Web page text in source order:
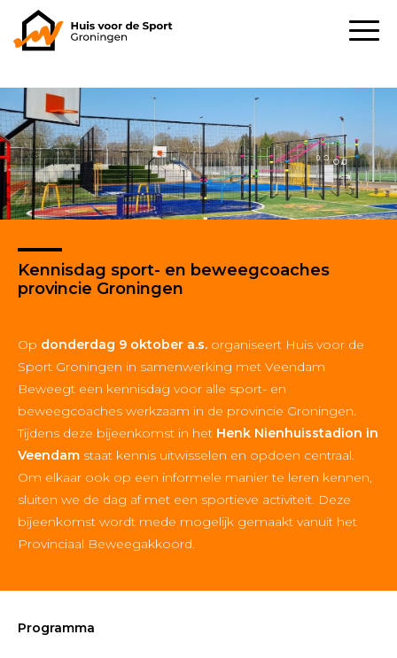
Kennisdag sport- en beweegcoaches
provincie Groningen
Op donderdag 9 oktober a.s. organiseert Huis voor de
Sport Groningen in samenwerking met Veendam
Beweegt een kennisdag voor alle sport- en
beweegcoaches werkzaam in de provincie Groningen.
Tijdens deze bijeenkomst in het Henk Nienhuisstadion in
Veendam staat kennis uitwisselen en opdoen centraal.
Om elkaar ook op een informele manier te leren kennen,
sluiten we de dag af met een sportieve activiteit. Deze
bijeenkomst wordt mede mogelijk gemaakt vanuit het
Provinciaal Beweegakkoord.
Programma